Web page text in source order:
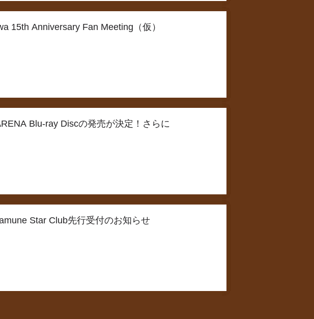
15th Anniversary Fan Meeting（仮）
Blu-ray Discの発売が決定！さらに
Star Club先行受付のお知らせ